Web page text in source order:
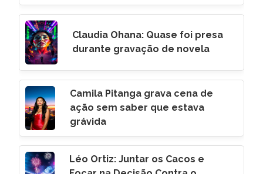
Claudia Ohana: Quase foi presa
durante gravação de novela
Camila Pitanga grava cena de
ação sem saber que estava
grávida
Léo Ortiz: Juntar os Cacos e